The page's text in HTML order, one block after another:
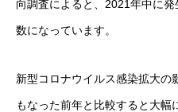
向調査によると、2021年中に
数になっています。
新型コロナウイルス感染拡大の
もなった前年と比較すると大